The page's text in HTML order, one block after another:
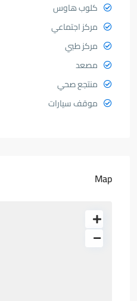
كلوب هاوس
مركز اجتماعي
مركز طبي
مصعد
منتجع صحي
موقف سيارات
Map